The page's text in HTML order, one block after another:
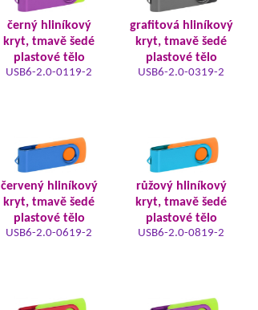
černý hliníkový
kryt, tmavě šedé
plastové tělo
USB6-2.0-0119-2
grafitová hliníkový
kryt, tmavě šedé
plastové tělo
USB6-2.0-0319-2
červený hliníkový
kryt, tmavě šedé
plastové tělo
USB6-2.0-0619-2
růžový hliníkový
kryt, tmavě šedé
plastové tělo
USB6-2.0-0819-2